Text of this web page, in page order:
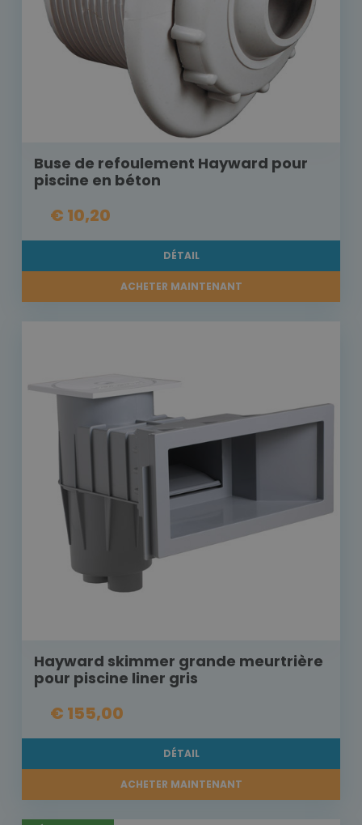
Buse de refoulement Hayward pour
piscine en béton
€ 10,20
DÉTAIL
ACHETER MAINTENANT
Hayward skimmer grande meurtrière
pour piscine liner gris
€ 155,00
DÉTAIL
ACHETER MAINTENANT